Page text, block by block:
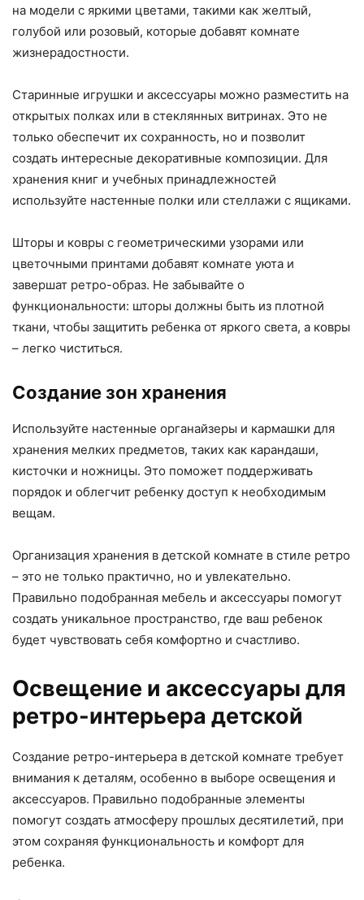
на модели с яркими цветами, такими как желтый,
голубой или розовый, которые добавят комнате
жизнерадостности.
Старинные игрушки и аксессуары можно разместить на
открытых полках или в стеклянных витринах. Это не
только обеспечит их сохранность, но и позволит
создать интересные декоративные композиции. Для
хранения книг и учебных принадлежностей
используйте настенные полки или стеллажи с ящиками.
Шторы и ковры с геометрическими узорами или
цветочными принтами добавят комнате уюта и
завершат ретро-образ. Не забывайте о
функциональности: шторы должны быть из плотной
ткани, чтобы защитить ребенка от яркого света, а ковры
– легко чиститься.
Создание зон хранения
Используйте настенные органайзеры и кармашки для
хранения мелких предметов, таких как карандаши,
кисточки и ножницы. Это поможет поддерживать
порядок и облегчит ребенку доступ к необходимым
вещам.
Организация хранения в детской комнате в стиле ретро
– это не только практично, но и увлекательно.
Правильно подобранная мебель и аксессуары помогут
создать уникальное пространство, где ваш ребенок
будет чувствовать себя комфортно и счастливо.
Освещение и аксессуары для
ретро-интерьера детской
Создание ретро-интерьера в детской комнате требует
внимания к деталям, особенно в выборе освещения и
аксессуаров. Правильно подобранные элементы
помогут создать атмосферу прошлых десятилетий, при
этом сохраняя функциональность и комфорт для
ребенка.